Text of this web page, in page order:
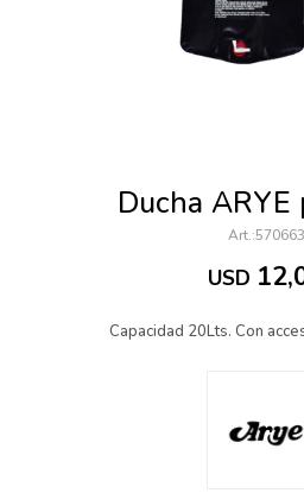
Ducha
570663
USD
Capacidad 20Lts. Con